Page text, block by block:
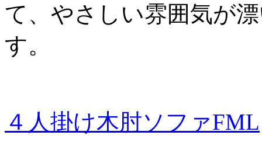
て、やさしい雰囲気が
す。
４人掛け木肘ソファFML